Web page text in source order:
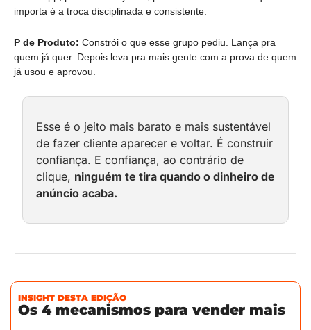
importa é a troca disciplinada e consistente.
P de Produto: Constrói o que esse grupo pediu. Lança pra
quem já quer. Depois leva pra mais gente com a prova de quem
já usou e aprovou.
Esse é o jeito mais barato e mais sustentável
de fazer cliente aparecer e voltar. É construir
confiança. E confiança, ao contrário de
clique, ninguém te tira quando o dinheiro de
anúncio acaba.
INSIGHT DESTA EDIÇÃO
Os 4 mecanismos para vender mais